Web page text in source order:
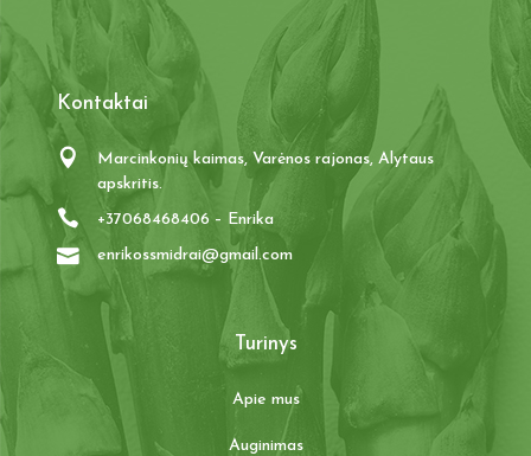
Kontaktai
Marcinkonių kaimas, Varėnos rajonas, Alytaus
apskritis.
+37068468406 – Enrika
enrikossmidrai@gmail.com
Turinys
Apie mus
Auginimas